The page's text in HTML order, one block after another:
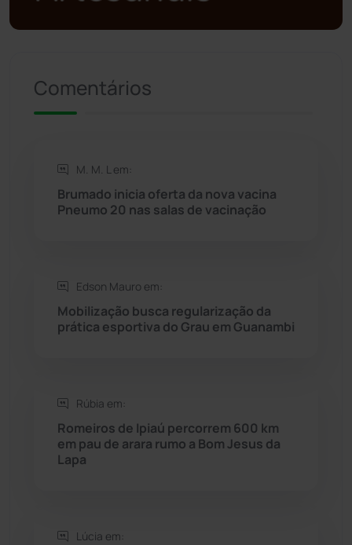
Política (03)
Riacho de Santana
Rio de Contas
Rio do Antônio
Saúde
Seabra (50)
Sítio do Mato
Sudoeste Baiano
Comentários
M. M. L em:
Brumado inicia oferta da nova vacina
Pneumo 20 nas salas de vacinação
Edson Mauro em:
Mobilização busca regularização da
prática esportiva do Grau em Guanambi
Rúbia em:
Romeiros de Ipiaú percorrem 600 km
em pau de arara rumo a Bom Jesus da
Lapa
Lúcia em: